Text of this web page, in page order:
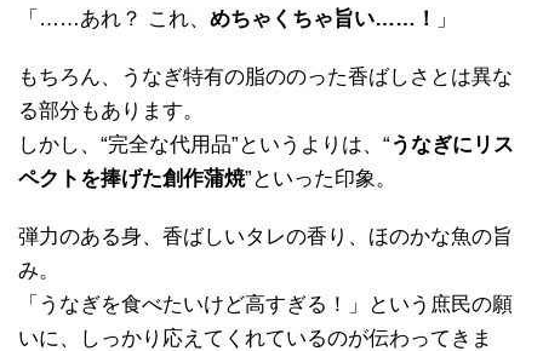
「……あれ？ これ、 めちゃくちゃ旨い……！ 」
もちろん、うなぎ特有の脂ののった香ばしさとは異な
る部分もあります。
しかし、“完全な代用品”というよりは、“うなぎにリス
ペクトを捧げた創作蒲焼”といった印象。
弾力のある身、香ばしいタレの香り、ほのかな魚の旨
み。
「うなぎを食べたいけど高すぎる！」という庶民の願
いに、しっかり応えてくれているのが伝わってきま